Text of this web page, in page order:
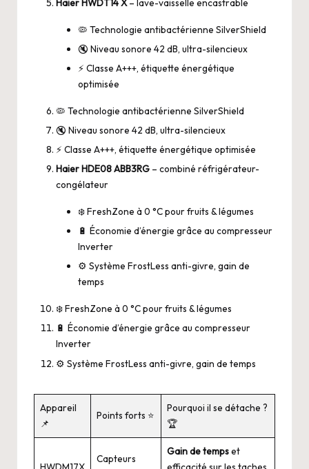
🦠 Technologie antibactérienne SilverShield
🔇 Niveau sonore 42 dB, ultra-silencieux
⚡ Classe A+++, étiquette énergétique
optimisée
🦠 Technologie antibactérienne SilverShield
🔇 Niveau sonore 42 dB, ultra-silencieux
⚡ Classe A+++, étiquette énergétique optimisée
Haier HDE08 ABB3RG – combiné réfrigérateur-
congélateur
❄️ FreshZone à 0 °C pour fruits & légumes
🔋 Économie d’énergie grâce au compresseur
Inverter
⚙️ Système FrostLess anti-givre, gain de
temps
❄️ FreshZone à 0 °C pour fruits & légumes
🔋 Économie d’énergie grâce au compresseur
Inverter
⚙️ Système FrostLess anti-givre, gain de temps
Appareil
📌
Points forts ⭐
Pourquoi il se détache ?
🏆
Capteurs
Gain de tempset